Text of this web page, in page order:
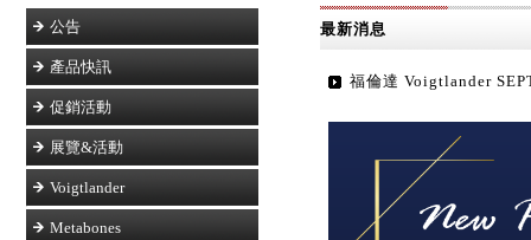
公告
產品快訊
促銷活動
展覽&活動
Voigtlander
Metabones
最新消息
福倫達 Voigtlander